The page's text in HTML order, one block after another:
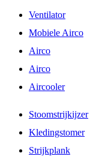
Ventilator
Mobiele Airco
Airco
Airco
Aircooler
Stoomstrijkijzer
Kledingstomer
Strijkplank